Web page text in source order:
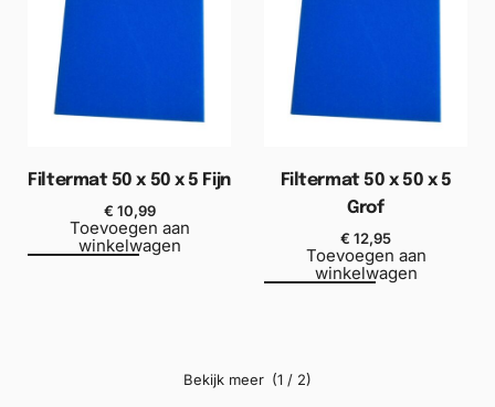
Filtermat 50 x 50 x 5 Fijn
€ 10,99
Toevoegen aan
winkelwagen
Filtermat 50 x 50 x 5
Grof
€ 12,95
Toevoegen aan
winkelwagen
(1 / 2)